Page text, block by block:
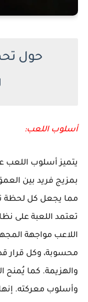
أسلوب اللعب:
بمزيج فريد بين
مما يجعل كل لحظة
تعتمد اللعبة على
اللاعب مواجهة
محسوبة، وكل قرار
والهزيمة. كما يُمنح
وأسلوب معركته.